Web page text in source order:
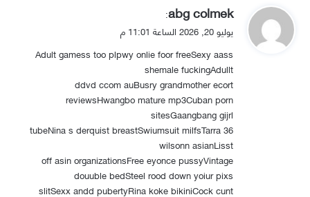
ي
و
ل
abg colmek
:
يوليو 20, 2026 الساعة 11:01 م
Adult gamess too plpwy onlie foor freeSexy aass
shemale fuckingAdullt
ddvd ccom auBusry grandmother ecort
reviewsHwangbo mature mp3Cuban porn
sitesGaangbang gijrl
36 tubeNina s derquist breastSwiumsuit milfsTarra
wilsonn asianLisst
off asin organizationsFree eyonce pussyVintage
douuble bedSteel rood down yoiur pixs
slitSexx andd pubertyRina koke bikiniCock cunt